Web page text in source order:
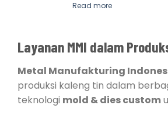
Read more
Layanan MMI dalam
Metal Manufakturing
produksi kaleng tin dalam
teknologi mold & dies custom